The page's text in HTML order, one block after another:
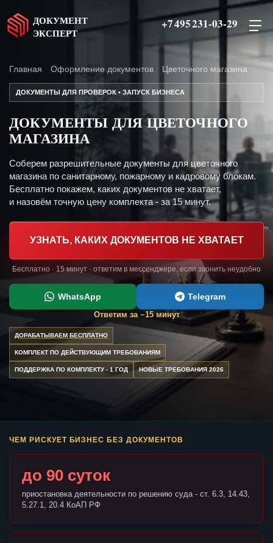
ДОКУМЕНТ
ЭКСПЕРТ
+7 495 231-03-29
Главная Оформление документов Цветочного магазина
ДОКУМЕНТЫ ДЛЯ ПРОВЕРОК • ЗАПУСК БИЗНЕСА
ДОКУМЕНТЫ ДЛЯ ЦВЕТОЧНОГО
МАГАЗИНА
Соберем разрешительные документы для цветочного
магазина по санитарному, пожарному и кадровому блокам.
Бесплатно покажем, каких документов не хватает,
и назовём точную цену комплекта - за 15 минут.
УЗНАТЬ, КАКИХ ДОКУМЕНТОВ НЕ ХВАТАЕТ
Бесплатно · 15 минут · ответим в мессенджере, если звонить неудобно
WhatsApp Telegram
Ответим за ~15 минут
ДОРАБАТЫВАЕМ БЕСПЛАТНО
КОМПЛЕКТ ПО ДЕЙСТВУЮЩИМ ТРЕБОВАНИЯМ
ПОДДЕРЖКА ПО КОМПЛЕКТУ - 1 ГОД НОВЫЕ ТРЕБОВАНИЯ 2026
ЧЕМ РИСКУЕТ БИЗНЕС БЕЗ ДОКУМЕНТОВ
до 90 суток
приостановка деятельности по решению суда - ст. 6.3, 14.43,
5.27.1, 20.4 КоАП РФ